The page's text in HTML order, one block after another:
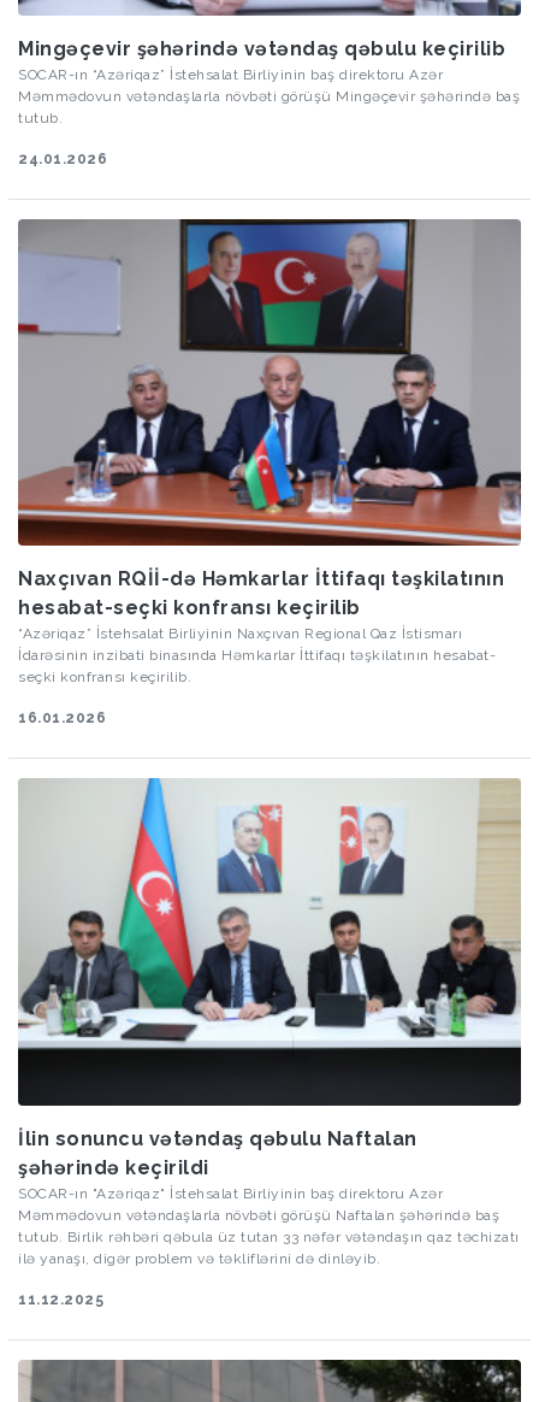
Mingəçevir şəhərində vətəndaş qəbulu keçirilib
SOCAR-ın “Azəriqaz” İstehsalat Birliyinin baş direktoru Azər
Məmmədovun vətəndaşlarla növbəti görüşü Mingəçevir şəhərində baş
tutub.
24.01.2026
Naxçıvan RQİİ-də Həmkarlar İttifaqı təşkilatının
hesabat-seçki konfransı keçirilib
“Azəriqaz” İstehsalat Birliyinin Naxçıvan Regional Qaz İstismarı
İdarəsinin inzibati binasında Həmkarlar İttifaqı təşkilatının hesabat-
seçki konfransı keçirilib.
16.01.2026
İlin sonuncu vətəndaş qəbulu Naftalan
şəhərində keçirildi
SOCAR-ın "Azəriqaz" İstehsalat Birliyinin baş direktoru Azər
Məmmədovun vətəndaşlarla növbəti görüşü Naftalan şəhərində baş
tutub. Birlik rəhbəri qəbula üz tutan 33 nəfər vətəndaşın qaz təchizatı
ilə yanaşı, digər problem və təkliflərini də dinləyib.
11.12.2025